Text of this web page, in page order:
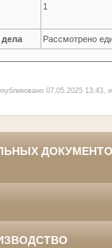
1
Рассмотрено
07.05.2025 13:43,